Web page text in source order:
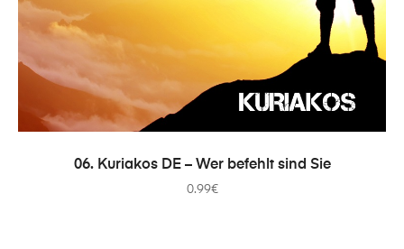
IN DEN WARENKORB
06. Kuriakos DE – Wer befehlt sind Sie
0.99€